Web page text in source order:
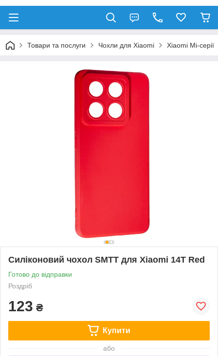
Товари та послуги Чохли для Xiaomi Xiaomi Mi-серії
Силіконовий чохол SMTT для Xiaomi 14T Red
Готово до відправки
Роздріб
123 ₴
Купити
або